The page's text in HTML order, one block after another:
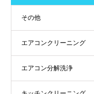
その他
エアコンクリーニング
エアコン分解洗浄